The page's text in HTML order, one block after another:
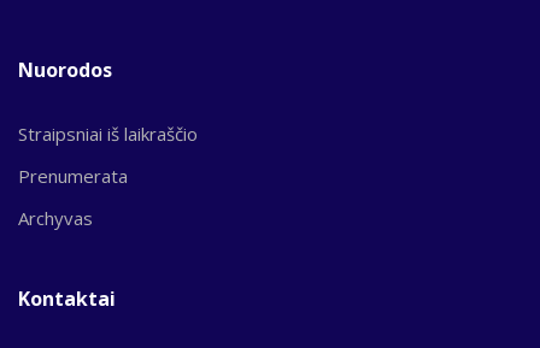
Nuorodos
Straipsniai iš laikraščio
Prenumerata
Archyvas
Kontaktai